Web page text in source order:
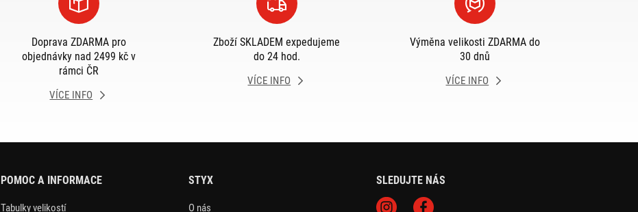
Doprava ZDARMA pro
objednávky nad 2499 kč v
rámci ČR
VÍCE INFO
Zboží SKLADEM expedujeme
do 24 hod.
VÍCE INFO
Výměna velikosti ZDARMA do
30 dnů
VÍCE INFO
POMOC A INFORMACE
Tabulky velikostí
STYX
O nás
SLEDUJTE NÁS